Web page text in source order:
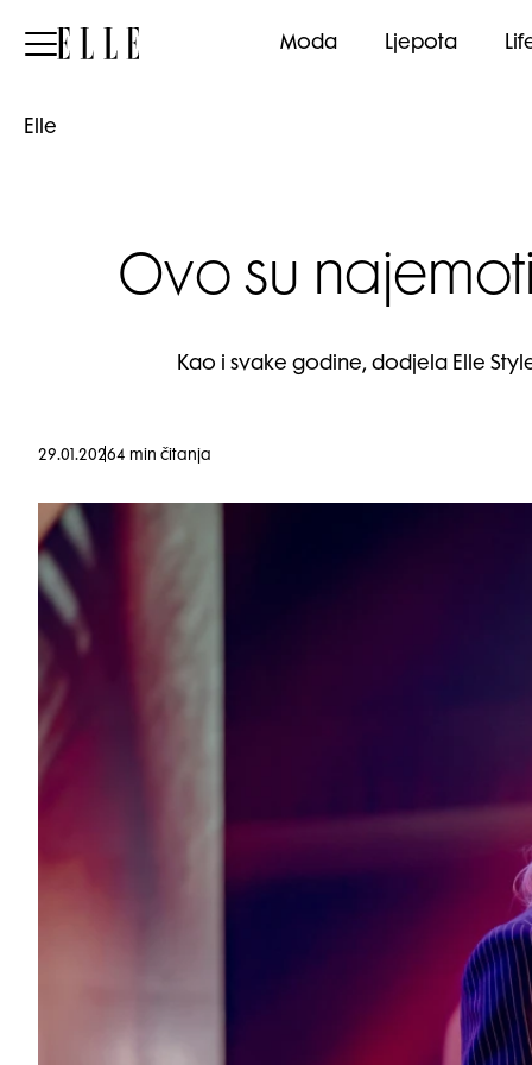
Elle Moda Ljepota
Elle
Ovo su
Kao i svake godine, dodjela Elle
29.01.20264 min čitanja